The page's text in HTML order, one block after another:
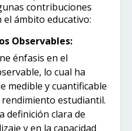
contribuciones
el ámbito educativo:
Observables:
énfasis en el
lo cual ha
medible y cuantificable
estudiantil.
definición clara de
y en la capacidad